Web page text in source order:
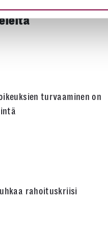
turvaaminen on
rahoituskriisi